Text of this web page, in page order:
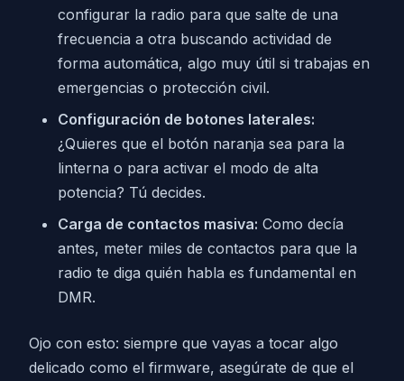
configurar la radio para que salte de una
frecuencia a otra buscando actividad de
forma automática, algo muy útil si trabajas en
emergencias o protección civil.
Configuración de botones laterales:
¿Quieres que el botón naranja sea para la
linterna o para activar el modo de alta
potencia? Tú decides.
Carga de contactos masiva: Como decía
antes, meter miles de contactos para que la
radio te diga quién habla es fundamental en
DMR.
Ojo con esto: siempre que vayas a tocar algo
delicado como el firmware, asegúrate de que el